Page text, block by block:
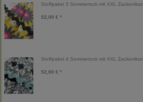
Stoffpaket 5 Sommerrock mit XXL Zackenlitze
52,00 € *
Stoffpaket 4 Sommerrock mit XXL Zackenlitze
52,00 € *